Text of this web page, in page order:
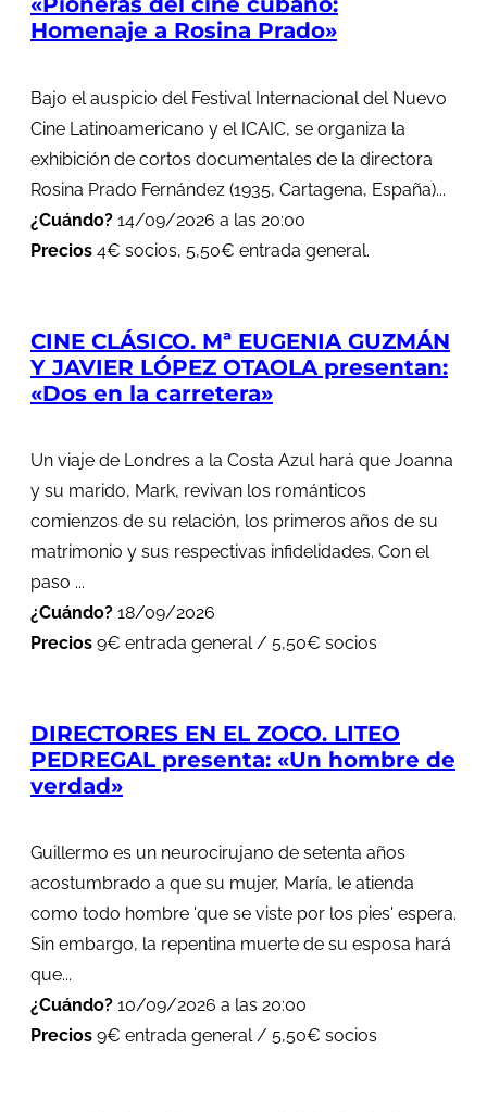
Homenaje a Rosina Prado»
Bajo el auspicio del Festival Internacional del Nuevo
Cine Latinoamericano y el ICAIC, se organiza la
exhibición de cortos documentales de la directora
Rosina Prado Fernández (1935, Cartagena, España)...
¿Cuándo? 14/09/2026 a las 20:00
Precios 4€ socios, 5,50€ entrada general.
CINE CLÁSICO. Mª EUGENIA GUZMÁN
Y JAVIER LÓPEZ OTAOLA presentan:
«Dos en la carretera»
Un viaje de Londres a la Costa Azul hará que Joanna
y su marido, Mark, revivan los románticos
comienzos de su relación, los primeros años de su
matrimonio y sus respectivas infidelidades. Con el
paso ...
¿Cuándo? 18/09/2026
Precios 9€ entrada general / 5,50€ socios
DIRECTORES EN EL ZOCO. LITEO
PEDREGAL presenta: «Un hombre de
verdad»
Guillermo es un neurocirujano de setenta años
acostumbrado a que su mujer, María, le atienda
como todo hombre 'que se viste por los pies' espera.
Sin embargo, la repentina muerte de su esposa hará
que...
¿Cuándo? 10/09/2026 a las 20:00
Precios 9€ entrada general / 5,50€ socios